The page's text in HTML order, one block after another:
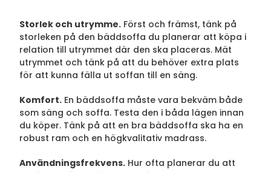
Storlek och utrymme. Först och främst, tänk på
storleken på den bäddsoffa du planerar att köpa i
relation till utrymmet där den ska placeras. Mät
utrymmet och tänk på att du behöver extra plats
för att kunna fälla ut soffan till en säng.
Komfort. En bäddsoffa måste vara bekväm både
som säng och soffa. Testa den i båda lägen innan
du köper. Tänk på att en bra bäddsoffa ska ha en
robust ram och en högkvalitativ madrass.
Användningsfrekvens. Hur ofta planerar du att